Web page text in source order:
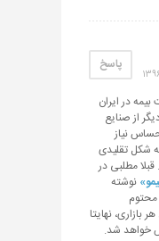
پاسخ
در ایران
از صنایع
نیاز
شکل تقلیدی
مطلبی در
نوشته
محتوم
بازاری، نهایتا
خواهد شد.